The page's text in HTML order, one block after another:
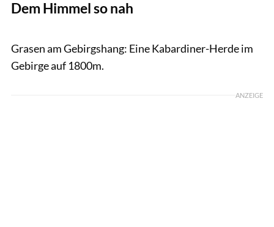
Dem Himmel so nah
Grasen am Gebirgshang: Eine Kabardiner-Herde im
Gebirge auf 1800m.
ANZEIGE